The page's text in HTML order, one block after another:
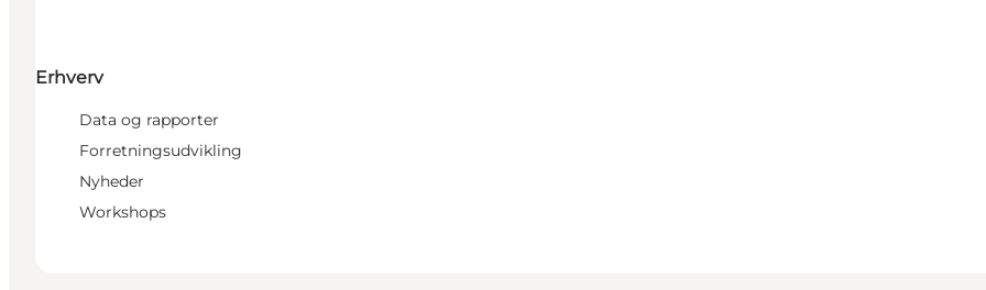
Erhverv
Data og rapporter
Forretningsudvikling
Nyheder
Workshops